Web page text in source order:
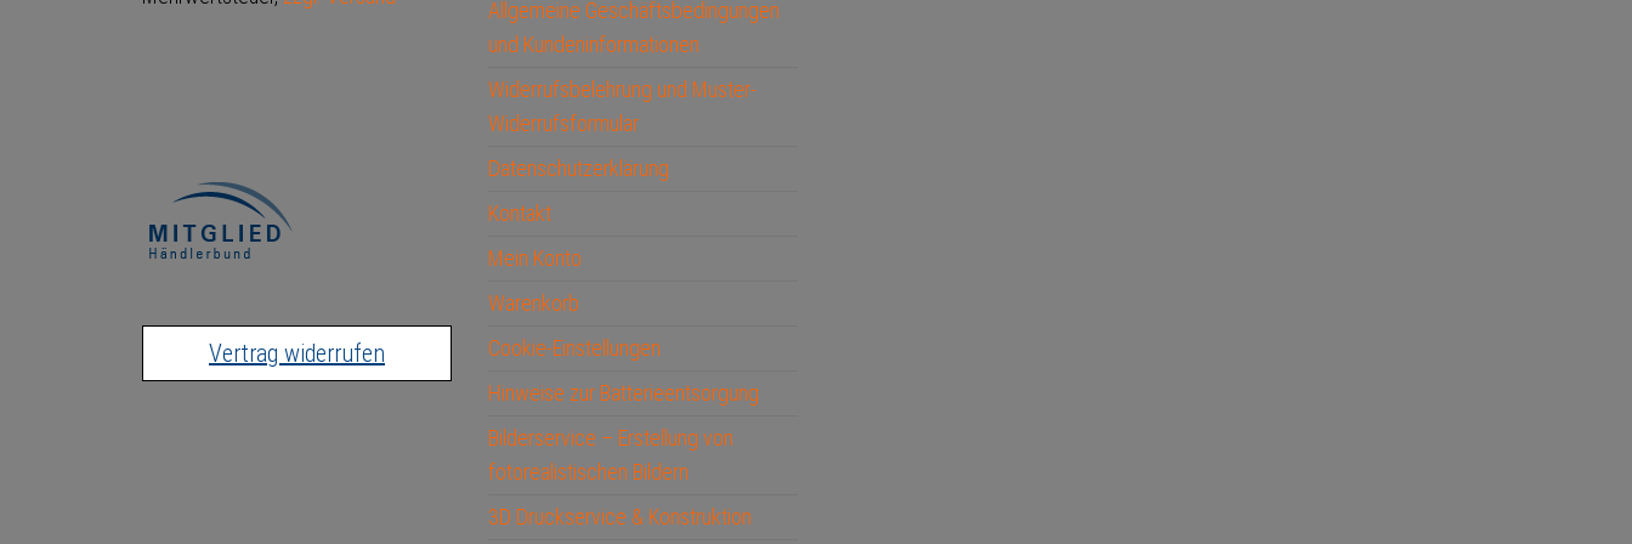
Vertrag widerrufen
Allgemeine Geschäftsbedingungen
und Kundeninformationen
Widerrufsbelehrung und Muster-
Widerrufsformular
Datenschutzerklärung
Kontakt
Mein Konto
Warenkorb
Cookie-Einstellungen
Hinweise zur Batterieentsorgung
Bilderservice – Erstellung von
fotorealistischen Bildern
3D Druckservice & Konstruktion